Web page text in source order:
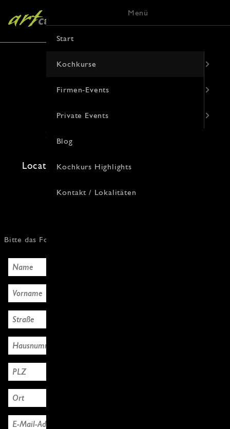
23. Oktober 2026 · 19:00 Uhr
Location: , Von-Vincke-Straße 9, Münster
Bitte das Formular mit den Käuferdaten ausfüllen, Danke!
Menü
Start
Kochkurse
Firmen-Events
Private Events
Blog
Kochkurs Highlights
Kontakt / Lokalitäten